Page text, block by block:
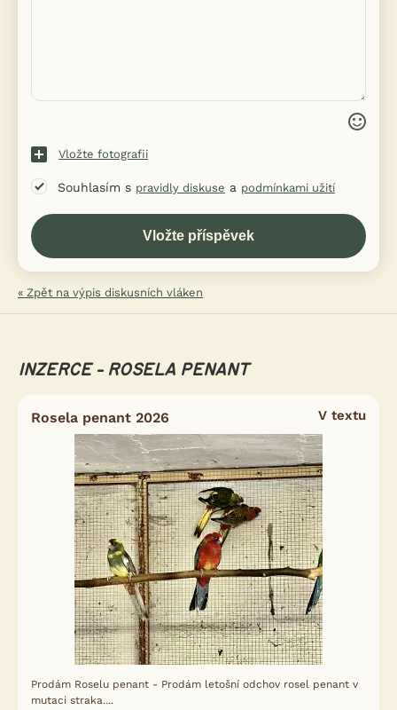
Vložte fotografii
Souhlasím s pravidly diskuse a podmínkami užití
« Zpět na výpis diskusních vláken
INZERCE - ROSELA PENANT
Rosela penant 2026 V textu
Prodám Roselu penant - Prodám letošní odchov rosel penant v
mutaci straka....